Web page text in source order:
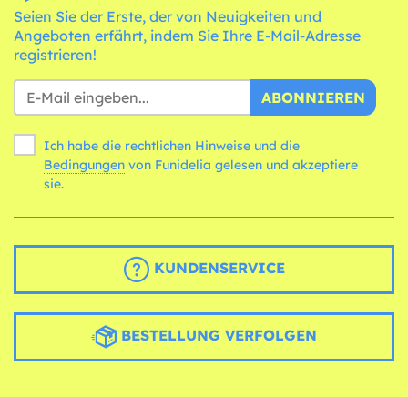
Seien Sie der Erste, der von Neuigkeiten und
Angeboten erfährt, indem Sie Ihre E-Mail-Adresse
registrieren!
ABONNIEREN
Ich habe die rechtlichen Hinweise und die
Bedingungen
sie.
KUNDENSERVICE
BESTELLUNG VERFOLGEN